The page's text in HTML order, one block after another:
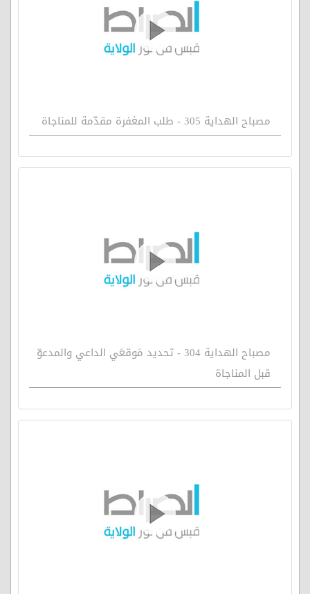
مصباح الهداية 305 - طلب المغفرة مقدّمة للمناجاة
مصباح الهداية 304 - تحديد مَوقعَي الداعي والمدعوّ
قبل المناجاة